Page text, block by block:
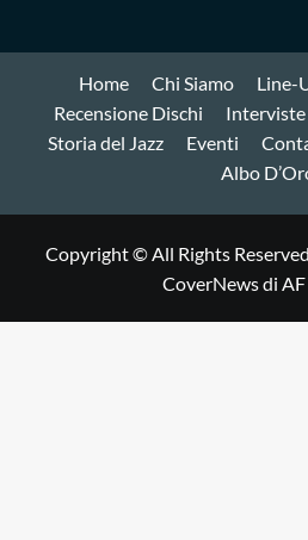
Home Chi Siamo Line-
Recensione Dischi
Interviste
Storia del Jazz
Eventi
Albo
Copyright © All Rights
CoverNewsdi AF